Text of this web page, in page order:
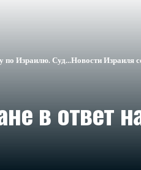
по Израилю. Суд…​Новости Израиля
в ответ